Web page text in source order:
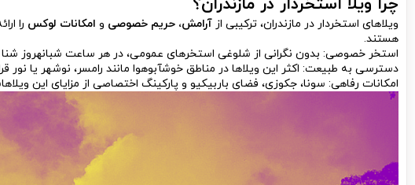
چرا ویلا استخردار در مازندران؟
ویلاهای استخردار در مازندران، ترکیبی از آرامش، حریم خصوصی و امکانات لوکس را
هستند.
استخر خصوصی: بدون نگرانی از شلوغی استخرهای عمومی، در هر ساعت شبانهروز شنا
دسترسی به طبیعت: اکثر این ویلاها در مناطق خوشآبوهوا مانند رامسر، نوشهر یا نور
امکانات رفاهی: سونا، جکوزی، فضای باربیکیو و پارکینگ اختصاصی از مزایای این